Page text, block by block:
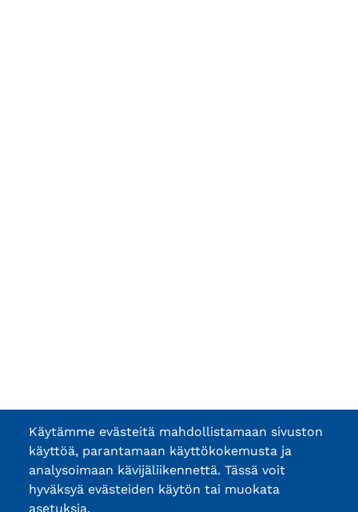
Käytämme evästeitä mahdollistamaan sivuston
käyttöä, parantamaan käyttökokemusta ja
analysoimaan kävijäliikennettä. Tässä voit
hyväksyä evästeiden käytön tai muokata
asetuksia.